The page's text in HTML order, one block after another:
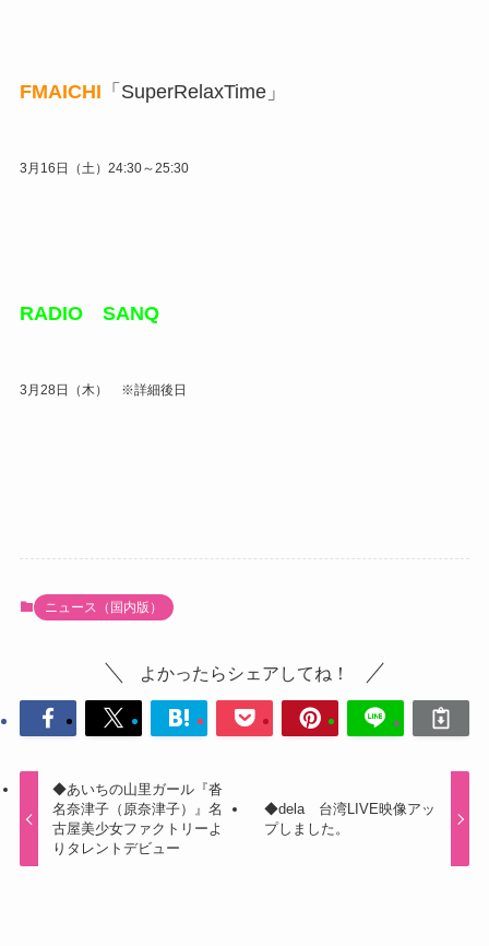
FMAICHI 「SuperRelaxTime」
3月16日（土）24:30～25:30
RADIO SANQ
3月28日（木） ※詳細後日
ニュース（国内版）
よかったらシェアしてね！
◆あいちの山里ガール『沓
名奈津子（原奈津子）』名
古屋美少女ファクトリーよ
りタレントデビュー
◆dela 台湾LIVE映像アッ
プしました。